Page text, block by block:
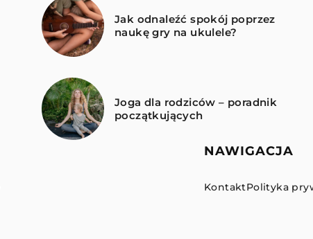
Jak odnaleźć spokój poprzez
naukę gry na ukulele?
Joga dla rodziców – poradnik
początkujących
NAWIGACJA
KontaktPolityka